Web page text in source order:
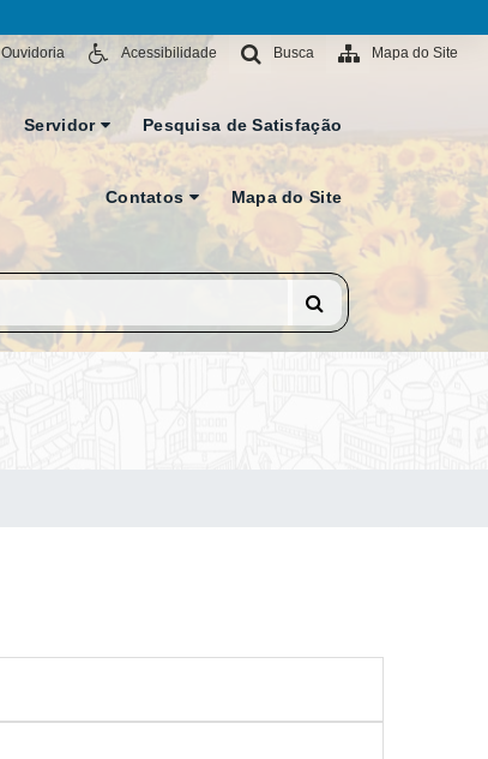
Mapa do Site
Busca
Acessibilidade
Ouvidoria
Servidor Pesquisa de Satisfação
Contatos Mapa do Site